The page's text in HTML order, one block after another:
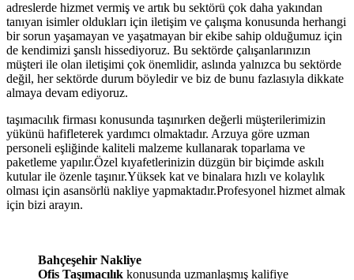
adreslerde hizmet vermiş ve artık bu sektörü çok daha yakından
tanıyan isimler oldukları için iletişim ve çalışma konusunda herhangi
bir sorun yaşamayan ve yaşatmayan bir ekibe sahip olduğumuz için
de kendimizi şanslı hissediyoruz. Bu sektörde çalışanlarınızın
müşteri ile olan iletişimi çok önemlidir, aslında yalnızca bu sektörde
değil, her sektörde durum böyledir ve biz de bunu fazlasıyla dikkate
almaya devam ediyoruz.
taşımacılık firması konusunda taşınırken değerli müşterilerimizin
yükünü hafifleterek yardımcı olmaktadır. Arzuya göre uzman
personeli eşliğinde kaliteli malzeme kullanarak toparlama ve
paketleme yapılır.Özel kıyafetlerinizin düzgün bir biçimde askılı
kutular ile özenle taşınır.Yüksek kat ve binalara hızlı ve kolaylık
olması için asansörlü nakliye yapmaktadır.Profesyonel hizmet almak
için bizi arayın.
Bahçeşehir Nakliye
Ofis Taşımacılık konusunda uzmanlaşmış kalifiye